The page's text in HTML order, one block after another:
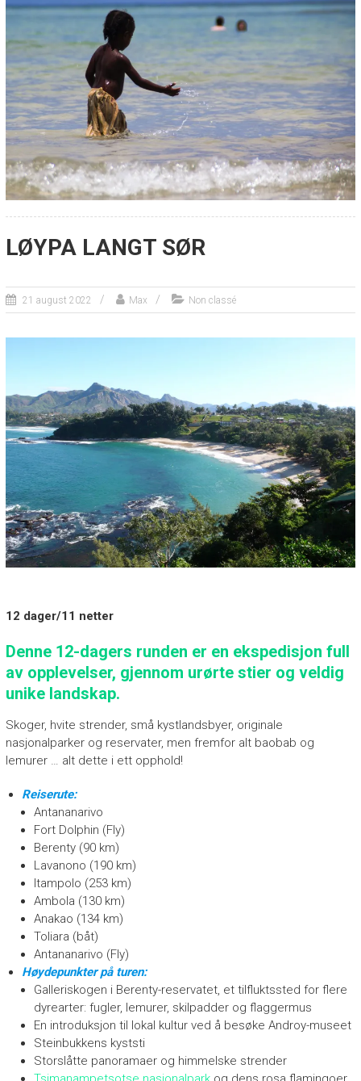
LØYPA LANGT SØR
21 august 2022 Max Non classé
12 dager/11 netter
Denne 12-dagers runden er en ekspedisjon full
av opplevelser, gjennom urørte stier og veldig
unike landskap.
Skoger, hvite strender, små kystlandsbyer, originale
nasjonalparker og reservater, men fremfor alt baobab og
lemurer … alt dette i ett opphold!
Reiserute:
Antananarivo
Fort Dolphin (Fly)
Berenty (90 km)
Lavanono (190 km)
Itampolo (253 km)
Ambola (130 km)
Anakao (134 km)
Toliara (båt)
Antananarivo (Fly)
Høydepunkter på turen:
Galleriskogen i Berenty-reservatet, et tilfluktssted for flere
dyrearter: fugler, lemurer, skilpadder og flaggermus
En introduksjon til lokal kultur ved å besøke Androy-museet
Steinbukkens kyststi
Storslåtte panoramaer og himmelske strender